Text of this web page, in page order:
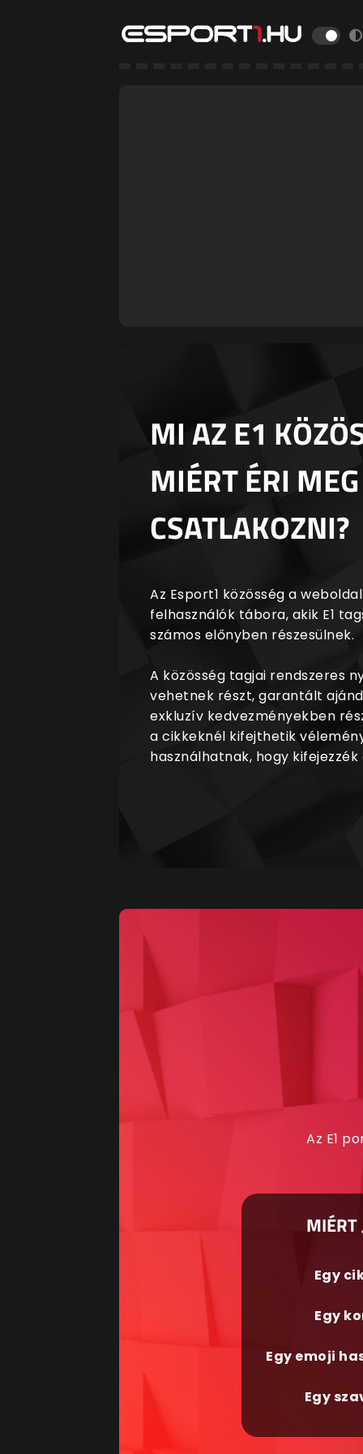
MI AZ E1
MIÉRT ÉRI MEG
CSATLAKOZNI?
Az Esport1 közösség a
felhasználók tábora, akik E1
számos előnyben részesülnek.
A közösség tagjai rendszeres
vehetnek részt, garantált
exkluzív kedvezményekben
a cikkeknél kifejthetik
használhatnak, hogy
Az E1
MIÉRT
Egy
Egy
Egy emoji
Egy